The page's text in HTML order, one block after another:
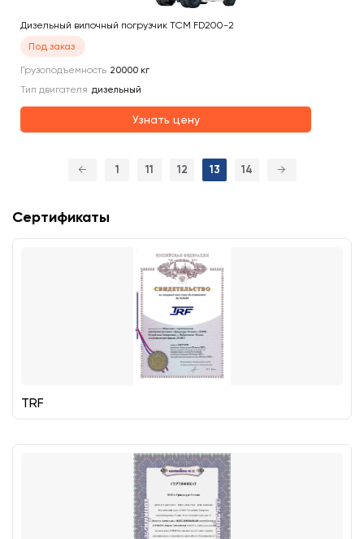
Дизельный вилочный погрузчик TCM FD200-2
Под заказ
Грузоподъемность 20000 кг
Тип двигателя дизельный
Узнать цену
← 1 11 12 13 14 →
Сертификаты
TRF